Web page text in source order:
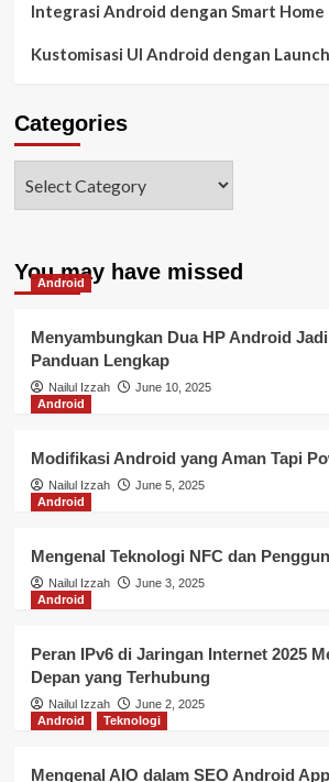
Integrasi Android dengan Smart Home
Kustomisasi UI Android dengan
Categories
You may have missed
Android
Menyambungkan Dua HP Android
Panduan Lengkap
Nailul Izzah
June 10, 2025
Android
Modifikasi Android yang Aman Tapi
Nailul Izzah
June 5, 2025
Android
Mengenal Teknologi NFC dan
Nailul Izzah
June 3, 2025
Android
Peran IPv6 di Jaringan Internet 2025
Depan yang Terhubung
Nailul Izzah
June 2, 2025
Android
Teknologi
Mengenal AIO dalam SEO Android